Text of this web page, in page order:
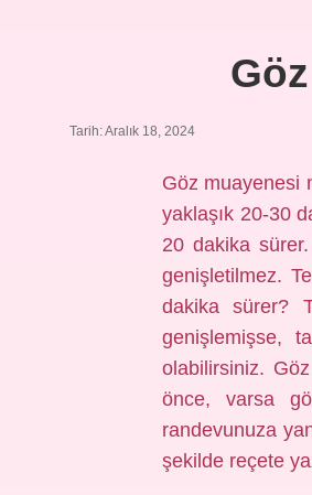
Tarih: Aralık 18, 2024
Göz muayenesi
yaklaşık 20-30
20 dakika
genişletilmez.
dakika sürer?
genişlemişse,
olabilirsiniz.
önce, varsa
randevunuza
şekilde reçete